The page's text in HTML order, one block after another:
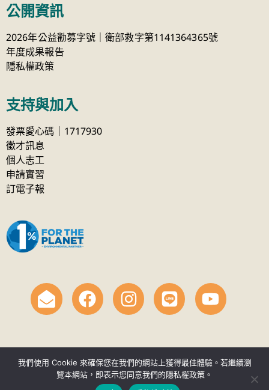
公開資訊
2026年公益勸募字號｜衛部救字第1141364365號
年度成果報告
隱私權政策
支持與加入
發票愛心碼｜1717930
徵才訊息
個人志工
申請實習
訂電子報
我們使用 Cookie 來確保您在我們的網站上獲得最佳體驗。若繼續瀏
覽本網站，即表示您同意我們的隱私權政策。